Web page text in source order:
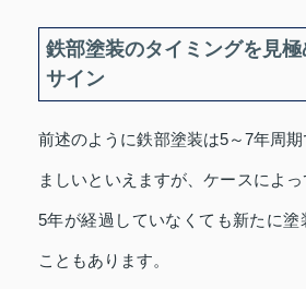
鉄部塗装のタイミングを見
サイン
前述のように鉄部塗装は5～7年周
ましいといえますが、ケースによ
5年が経過していなくても新たに塗
こともあります。